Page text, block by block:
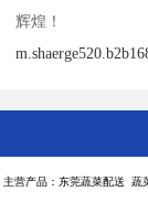
辉煌！
主营产品：东莞蔬菜配送